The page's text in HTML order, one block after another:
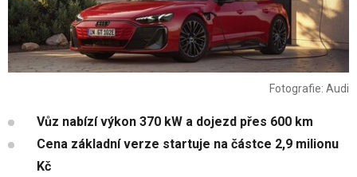
Fotografie: Audi
Vůz nabízí výkon 370 kW a dojezd přes 600 km
Cena základní verze startuje na částce 2,9 milionu
Kč